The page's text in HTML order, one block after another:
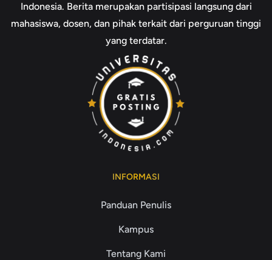
Indonesia. Berita merupakan partisipasi langsung dari
mahasiswa, dosen, dan pihak terkait dari perguruan tinggi
yang terdatar.
INFORMASI
Panduan Penulis
Kampus
Tentang Kami